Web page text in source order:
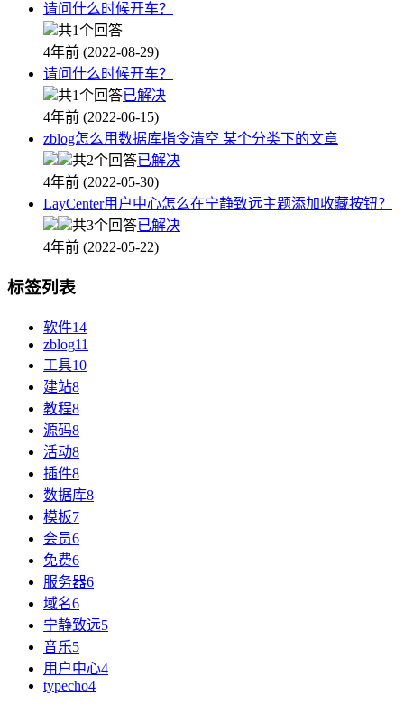
请问什么时候开车？
共1个回答
4年前 (2022-08-29)
请问什么时候开车？
共1个回答已解决
4年前 (2022-06-15)
zblog怎么用数据库指令清空 某个分类下的文章
共2个回答已解决
4年前 (2022-05-30)
LayCenter用户中心怎么在宁静致远主题添加收藏按钮？
共3个回答已解决
4年前 (2022-05-22)
标签列表
软件14
zblog11
工具10
建站8
教程8
源码8
活动8
插件8
数据库8
模板7
会员6
免费6
服务器6
域名6
宁静致远5
音乐5
用户中心4
typecho4